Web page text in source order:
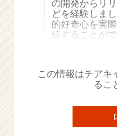
ア
（C
h
r
C
の開発からリ
どを経験しま
的好奇心を実
続することがで
この情報はチアキ
るこ